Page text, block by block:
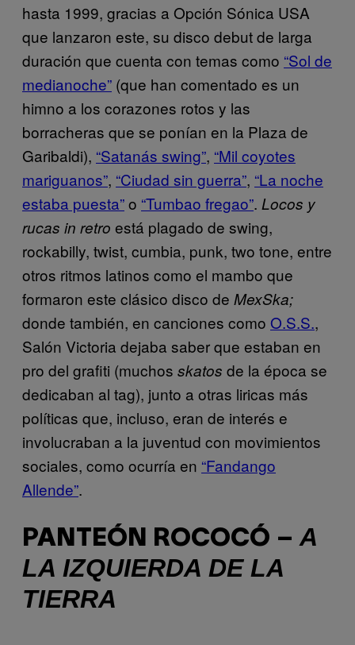
hasta 1999, gracias a Opción Sónica USA
que lanzaron este, su disco debut de larga
duración que cuenta con temas como “Sol de
medianoche” (que han comentado es un
himno a los corazones rotos y las
borracheras que se ponían en la Plaza de
Garibaldi), “Satanás swing”, “Mil coyotes
mariguanos”, “Ciudad sin guerra”, “La noche
estaba puesta”o “Tumbao fregao”. Locos y
rucas in retro está plagado de swing,
rockabilly, twist, cumbia, punk, two tone, entre
otros ritmos latinos como el mambo que
formaron este clásico disco de MexSka;
donde también, en canciones como O.S.S.,
Salón Victoria dejaba saber que estaban en
pro del grafiti (muchos skatos de la época se
dedicaban al tag), junto a otras liricas más
políticas que, incluso, eran de interés e
involucraban a la juventud con movimientos
sociales, como ocurría en “Fandango
Allende”.
PANTEÓN ROCOCÓ – A
LA IZQUIERDA DE LA
TIERRA